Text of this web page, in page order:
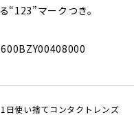
“123”マークつき。
1日使い捨てコンタクトレンズ